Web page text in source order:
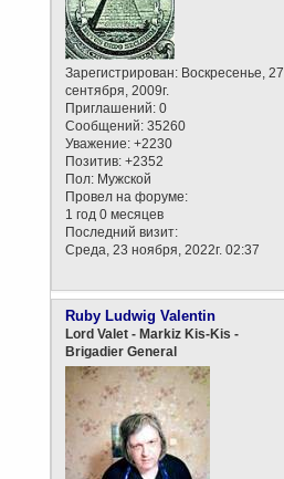
Зарегистрирован: Воскресенье, 27
сентября, 2009г.
Приглашений: 0
Сообщений: 35260
Уважение: +2230
Позитив: +2352
Пол: Мужской
Провел на форуме:
1 год 0 месяцев
Последний визит:
Среда, 23 ноября, 2022г. 02:37
Ruby Ludwig Valentin
Lord Valet - Markiz Kis-Kis -
Brigadier General